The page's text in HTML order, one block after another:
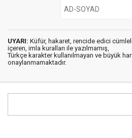
UYARI: Küfür, hakaret, rencide edici
içeren, imla kuralları ile yazılmamış,
Türkçe karakter kullanılmayan ve büyük
onaylanmamaktadır.